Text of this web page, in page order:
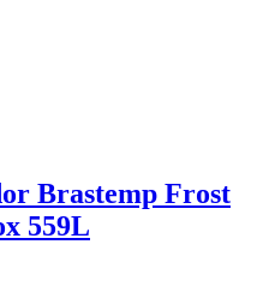
Brastemp Frost
559L